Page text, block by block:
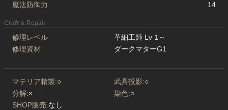
魔法防御力
14
Craft & Repair
修理レベル
革細工師 Lv 1～
修理資材
ダークマターG1
マテリア精製:○ 武具投影:○
分解:× 染色:○
SHOP販売:なし